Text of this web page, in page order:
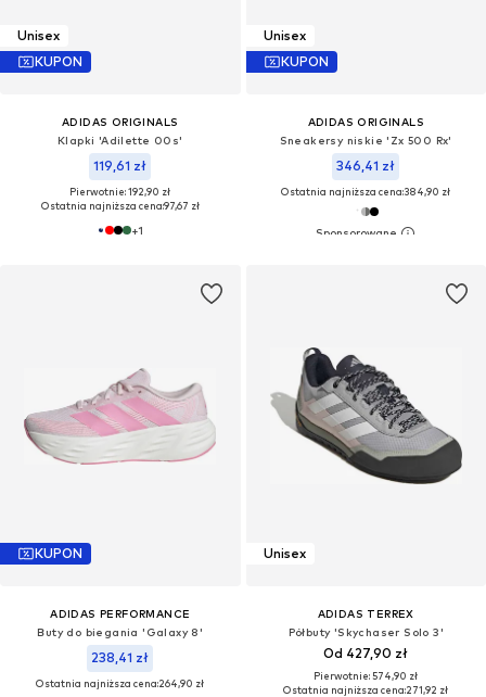
Unisex
KUPON
ADIDAS ORIGINALS
Klapki 'Adilette 00s'
119,61 zł
Pierwotnie: 192,90 zł
Ostatnia najniższa cena:97,67 zł
+1
Unisex
KUPON
ADIDAS ORIGINALS
Sneakersy niskie 'Zx 500 Rx'
346,41 zł
Ostatnia najniższa cena:384,90 zł
KUPON
ADIDAS PERFORMANCE
Buty do biegania 'Galaxy 8'
238,41 zł
Ostatnia najniższa cena:264,90 zł
Unisex
ADIDAS TERREX
Półbuty 'Skychaser Solo 3'
Od 427,90 zł
Pierwotnie: 574,90 zł
Ostatnia najniższa cena:271,92 zł